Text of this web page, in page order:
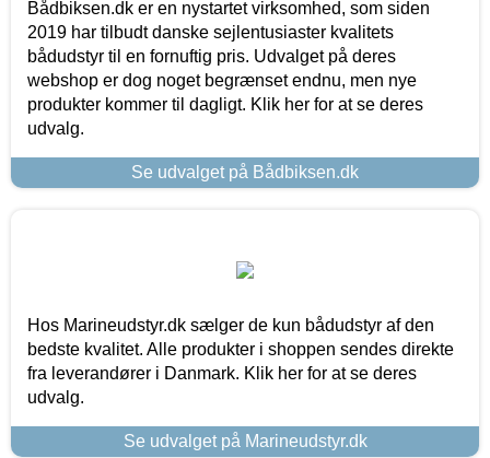
Bådbiksen.dk er en nystartet virksomhed, som siden
2019 har tilbudt danske sejlentusiaster kvalitets
bådudstyr til en fornuftig pris. Udvalget på deres
webshop er dog noget begrænset endnu, men nye
produkter kommer til dagligt. Klik her for at se deres
udvalg.
Se udvalget på Bådbiksen.dk
Hos Marineudstyr.dk sælger de kun bådudstyr af den
bedste kvalitet. Alle produkter i shoppen sendes direkte
fra leverandører i Danmark. Klik her for at se deres
udvalg.
Se udvalget på Marineudstyr.dk